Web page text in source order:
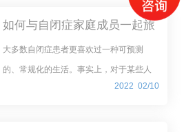
是“用于增加、维持或改善残障人士的
如何与自闭症家庭成员一起旅
行
大多数自闭症患者更喜欢过一种可预测
的、常规化的生活。事实上，对于某些人
来说，即使是最轻微的变化(例如在上学路
2022 02/10